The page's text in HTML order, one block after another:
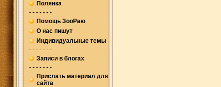
Полянка
- - - - - - -
Помощь ЗооРаю
О нас пишут
Индивидуальные темы
- - - - - - -
Записи в блогах
- - - - - - -
Прислать материал для
сайта